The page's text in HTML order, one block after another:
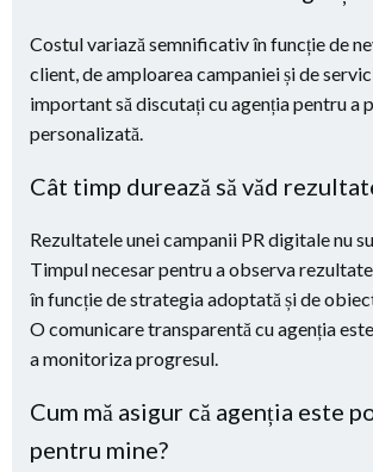
Costul variază semnificativ în funcție de
client, de amploarea campaniei și de
important să discutați cu agenția pentru a
personalizată.
Cât timp durează să văd
Rezultatele unei campanii PR digitale nu
Timpul necesar pentru a observa
în funcție de strategia adoptată și de
O comunicare transparentă cu agenția
a monitoriza progresul.
Cum mă asigur că agenția este
pentru mine?